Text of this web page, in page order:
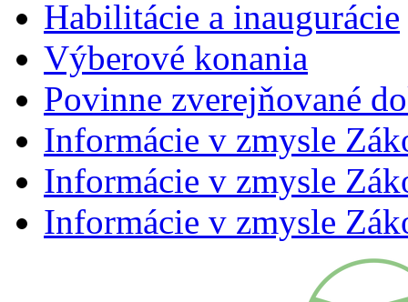
Habilitácie a inaugurácie
Výberové konania
Povinne zverejňované
Informácie v zmysle
Informácie v zmysle
Informácie v zmysle